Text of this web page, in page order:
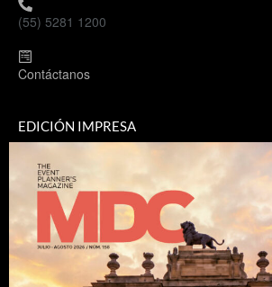
(55) 5281 1200
Contáctanos
EDICIÓN IMPRESA